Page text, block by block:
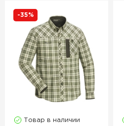
-35%
Товар в наличии